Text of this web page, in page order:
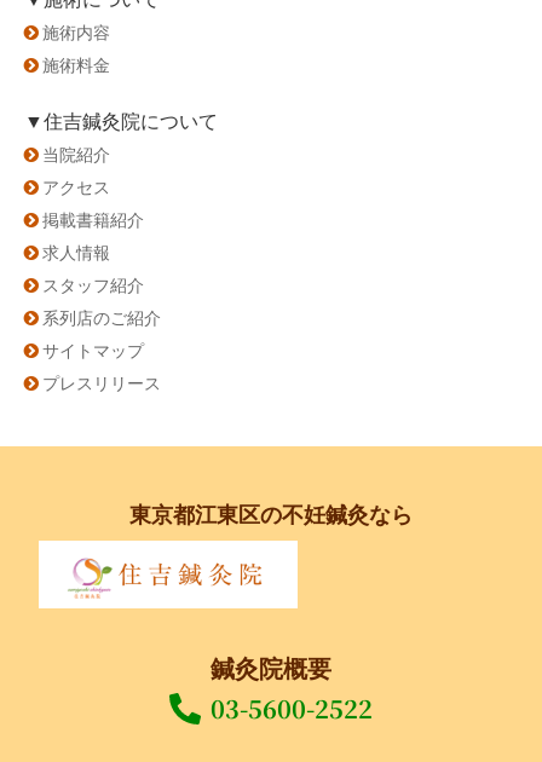
施術内容
施術料金
▼住吉鍼灸院について
当院紹介
アクセス
掲載書籍紹介
求人情報
スタッフ紹介
系列店のご紹介
サイトマップ
プレスリリース
東京都江東区の不妊鍼灸なら
鍼灸院概要
03-5600-2522